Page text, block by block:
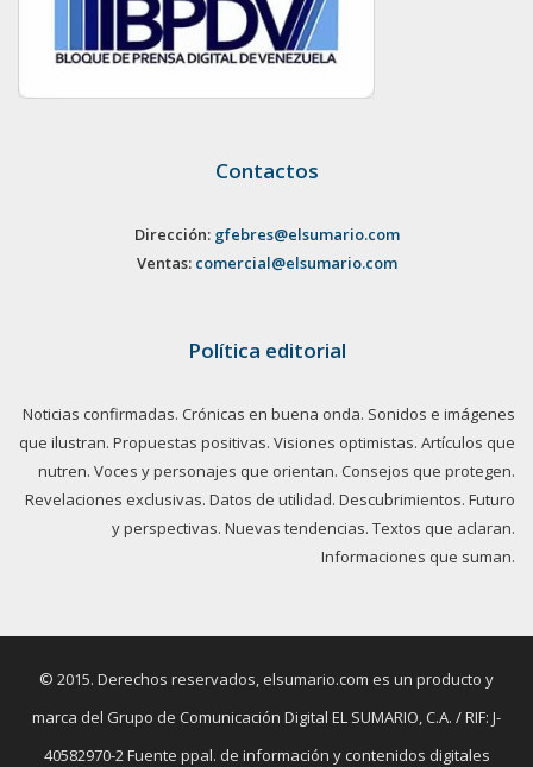
Contactos
Dirección: gfebres@elsumario.com
Ventas: comercial@elsumario.com
Política editorial
Noticias confirmadas. Crónicas en buena onda. Sonidos e imágenes
que ilustran. Propuestas positivas. Visiones optimistas. Artículos que
nutren. Voces y personajes que orientan. Consejos que protegen.
Revelaciones exclusivas. Datos de utilidad. Descubrimientos. Futuro
y perspectivas. Nuevas tendencias. Textos que aclaran.
Informaciones que suman.
© 2015. Derechos reservados, elsumario.com es un producto y
marca del Grupo de Comunicación Digital EL SUMARIO, C.A. / RIF: J-
40582970-2 Fuente ppal. de información y contenidos digitales